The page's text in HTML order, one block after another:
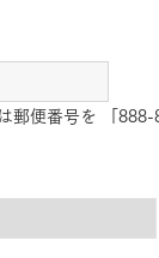
郵便番号を 「